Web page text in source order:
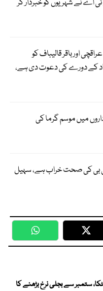
ٹی اے نے شہریوں کو خبردار کر
اورباقر قالیباف کو
کے دورے کی دعوت دی ہے،
میں موسم گرما کی
بی بی کی صحت خراب ہے، سہیل
WhatsApp
ستمبر سے بجلی نرخ بڑھنے کا